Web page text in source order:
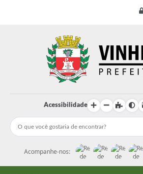
Acessibilidade
Acompanhe-nos: